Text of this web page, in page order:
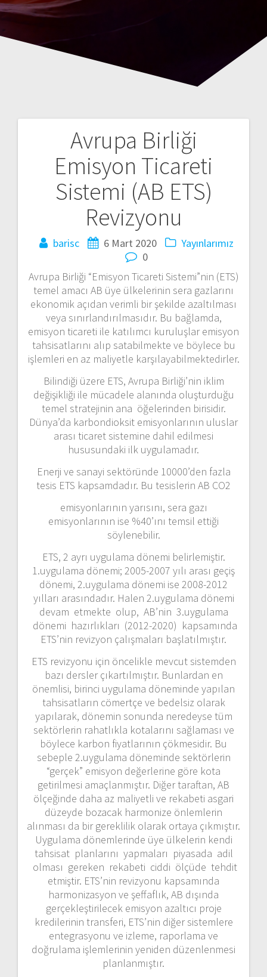
Avrupa Birliği
Emisyon Ticareti
Sistemi (AB ETS)
Revizyonu
barisc 6 Mart 2020
Yayınlarımız
0
Avrupa Birliği “Emisyon Ticareti Sistemi”nin (ETS)
temel amacı AB üye ülkelerinin sera gazlarını
ekonomik açıdan verimli bir şekilde azaltılması
veya sınırlandırılmasıdır. Bu bağlamda,
emisyon ticareti ile katılımcı kuruluşlar emisyon
tahsisatlarını alıp satabilmekte ve böylece bu
işlemleri en az maliyetle karşılayabilmektedirler.
Bilindiği üzere ETS, Avrupa Birliği’nin iklim
değişikliği ile mücadele alanında oluşturduğu
temel stratejinin ana öğelerinden birisidir.
Dünya’da karbondioksit emisyonlarının uluslar
arası ticaret sistemine dahil edilmesi
hususundaki ilk uygulamadır.
Enerji ve sanayi sektöründe 10000’den fazla
tesis ETS kapsamdadır. Bu tesislerin AB CO2
emisyonlarının yarısını, sera gazı
emisyonlarının ise %40’ını temsil ettiği
söylenebilir.
ETS, 2 ayrı uygulama dönemi belirlemiştir.
1.uygulama dönemi; 2005-2007 yılı arası geçiş
dönemi, 2.uygulama dönemi ise 2008-2012
yılları arasındadır. Halen 2.uygulama dönemi
devam etmekte olup, AB’nin 3.uygulama
dönemi hazırlıkları (2012-2020) kapsamında
ETS’nin revizyon çalışmaları başlatılmıştır.
ETS revizyonu için öncelikle mevcut sistemden
bazı dersler çıkartılmıştır. Bunlardan en
önemlisi, birinci uygulama döneminde yapılan
tahsisatların cömertçe ve bedelsiz olarak
yapılarak, dönemin sonunda neredeyse tüm
sektörlerin rahatlıkla kotalarını sağlaması ve
böylece karbon fiyatlarının çökmesidir. Bu
sebeple 2.uygulama döneminde sektörlerin
“gerçek” emisyon değerlerine göre kota
getirilmesi amaçlanmıştır. Diğer taraftan, AB
ölçeğinde daha az maliyetli ve rekabeti asgari
düzeyde bozacak harmonize önlemlerin
alınması da bir gereklilik olarak ortaya çıkmıştır.
Uygulama dönemlerinde üye ülkelerin kendi
tahsisat planlarını yapmaları piyasada adil
olması gereken rekabeti ciddi ölçüde tehdit
etmiştir. ETS’nin revizyonu kapsamında
harmonizasyon ve şeffaflık, AB dışında
gerçekleştirilecek emisyon azaltıcı proje
kredilerinin transferi, ETS’nin diğer sistemlere
entegrasyonu ve izleme, raporlama ve
doğrulama işlemlerinin yeniden düzenlenmesi
planlanmıştır.
dolaşımı